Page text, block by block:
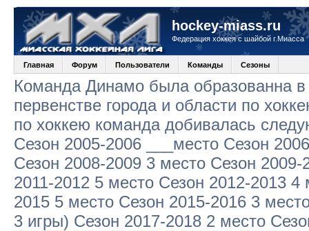
hockey-miass.ru
Федерация хоккея с шайбой г.Миасса
Главная Форум Пользователи Команды Сезоны
Команда Динамо была образованна
первенстве города и области по
по хоккею команда добивалась
Сезон 2005-2006 ___место Сезон
Сезон 2008-2009 3 место Сезон
2011-2012 5 место Сезон 2012-2013
2015 5 место Сезон 2015-2016 3
3 игры) Сезон 2017-2018 2 место